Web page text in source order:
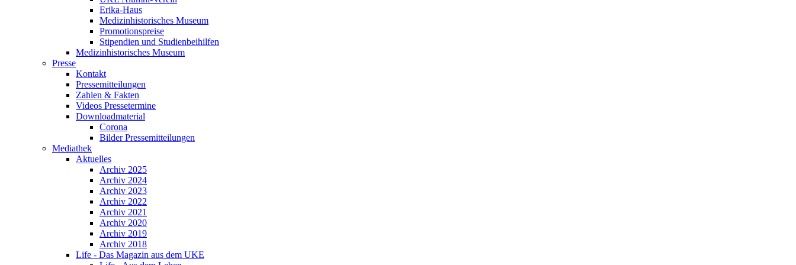
Erika-Haus
Medizinhistorisches Museum
Promotionspreise
Stipendien und Studienbeihilfen
Medizinhistorisches Museum
Presse
Kontakt
Pressemitteilungen
Zahlen & Fakten
Videos Pressetermine
Downloadmaterial
Corona
Bilder Pressemitteilungen
Mediathek
Aktuelles
Archiv 2025
Archiv 2024
Archiv 2023
Archiv 2022
Archiv 2021
Archiv 2020
Archiv 2019
Archiv 2018
Life - Das Magazin aus dem UKE